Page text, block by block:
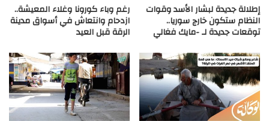
إطلالة جديدة لبشار الأسد وقوات
النظام ستكون خارج سوريا..
توقعات جديدة لـ -مايك فغالي
رغم وباء كورونا وغلاء المعيشة..
ازدحام وانتعاش في أسواق مدينة
الرقة قبل العيد